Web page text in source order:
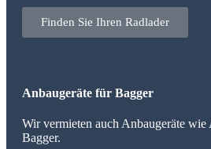
Finden Sie Ihren Radlader
Anbaugeräte für Bagger
Wir vermieten auch Anbaugeräte
Bagger.